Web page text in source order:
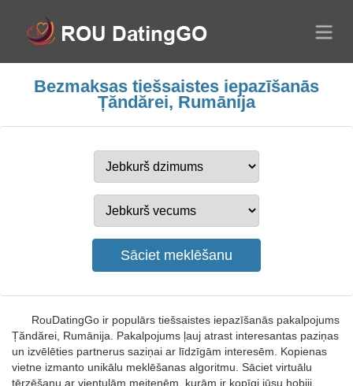
Bezmaksas tiešsaistes iepazīšanās
Țăndărei, Rumānija
RouDatingGo ir populārs tiešsaistes iepazīšanās pakalpojums
Țăndărei, Rumānija. Pakalpojums ļauj atrast interesantas paziņas
un izvēlēties partnerus saziņai ar līdzīgām interesēm. Kopienas
vietne izmanto unikālu meklēšanas algoritmu. Sāciet virtuālu
tērzēšanu ar vientuļām meitenēm, kurām ir kopīgi jūsu hobiji,